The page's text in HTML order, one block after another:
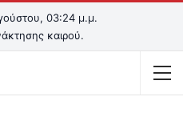
03:24 μ.μ.
καιρού.